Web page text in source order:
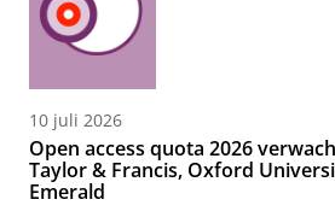
10 juli 2026
Open access quota 2026
Taylor & Francis, Oxford
Emerald